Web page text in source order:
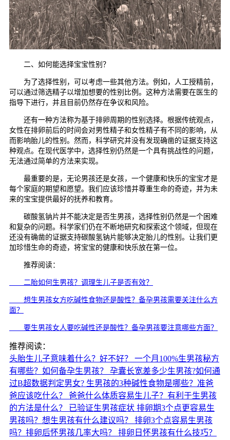
二、如何能选择宝宝性别？
为了选择性别，可以考虑一些其他方法。例如，人工授精前，
可以通过筛选精子以增加想要的性别比例。这种方法需要在医生的
指导下进行，并且目前仍然存在争议和风险。
还有一种方法称为基于排卵周期的性别选择。根据传统观点，
女性在排卵前后的时间会对男性精子和女性精子有不同的影响，从
而影响胎儿的性别。然而，科学研究并没有发现确凿的证据支持这
种观点。在现代医学中，选择性别仍然是一个具有挑战性的问题，
无法通过简单的方法来实现。
最重要的是，无论男孩还是女孩，一个健康和快乐的宝宝才是
每个家庭的期望和愿望。我们应该珍惜并尊重生命的奇迹，并为未
来的宝宝提供最好的抚养和教育。
碳酸氢钠片并不能决定是否生男孩，选择性别仍然是一个困难
和复杂的问题。科学家们仍在不断地研究和探索这个领域，但现在
还没有确凿的证据支持碳酸氢钠片能够决定胎儿的性别。让我们更
加珍惜生命的奇迹，将宝宝的健康和快乐放在第一位。
推荐阅读：
二胎如何生男孩？调理生儿子是否有效？
想生男孩女方吃碱性食物还是酸性？备孕男孩需要关注什么方
面？
要生男孩女人要吃碱性还是酸性？备孕男孩要注意哪些方面？
推荐阅读：
头胎生儿子意味着什么？好不好？
一个月100%生男孩秘方
有哪些？如何备孕生男孩？
孕囊长宽差多少生男孩?如何通
过B超数据判定男女? 生男孩的3种碱性食物是哪些？准爸
爸应该吃什么？
爸爸什么体质容易生儿子？有利于生男孩
的方法是什么？
已验证生男孩症状 排卵期3个点更容易生
男孩吗？想生男孩有什么建议吗？
排卵3个点容易生男孩
吗？排卵后怀男孩几率大吗？
排卵日怀男孩有什么技巧？